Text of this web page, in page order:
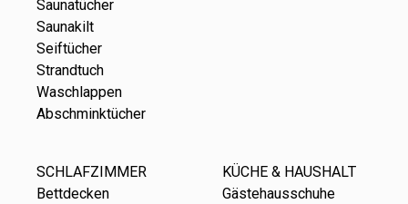
Saunatücher
Saunakilt
Seiftücher
Strandtuch
Waschlappen
Abschminktücher
SCHLAFZIMMER
Bettdecken
KÜCHE & HAUSHALT
Gästehausschuhe